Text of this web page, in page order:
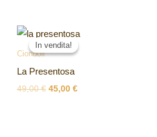
In vendita!
In vendita!
Ciondoli
La Presentosa
49,00€
Il
prezzo
originale
49,00 €.
45,00€
Il
attuale